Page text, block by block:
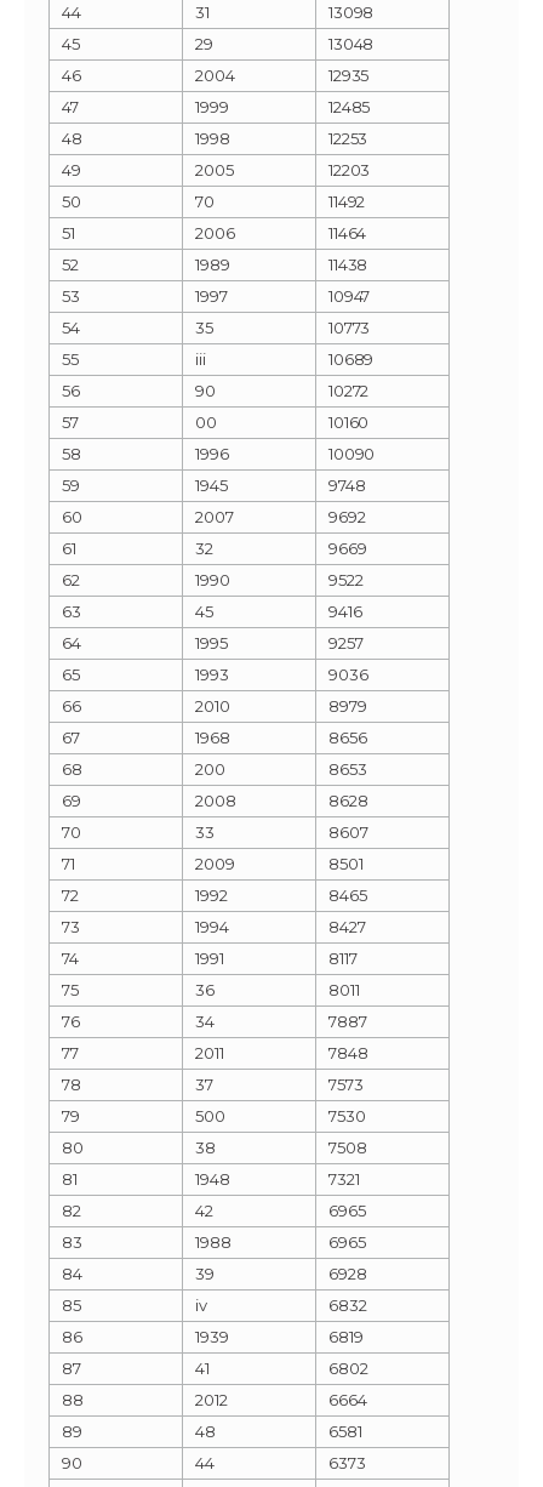
44
31
13098
45
29
13048
46
2004
12935
47
1999
12485
48
1998
12253
49
2005
12203
50
70
11492
51
2006
11464
52
1989
11438
53
1997
10947
54
35
10773
55
iii
10689
56
90
10272
57
00
10160
58
1996
10090
59
1945
9748
60
2007
9692
61
32
9669
62
1990
9522
63
45
9416
64
1995
9257
65
1993
9036
66
2010
8979
67
1968
8656
68
200
8653
69
2008
8628
70
33
8607
71
2009
8501
72
1992
8465
73
1994
8427
74
1991
8117
75
36
8011
76
34
7887
77
2011
7848
78
37
7573
79
500
7530
80
38
7508
81
1948
7321
82
42
6965
83
1988
6965
84
39
6928
85
iv
6832
86
1939
6819
87
41
6802
88
2012
6664
89
48
6581
90
44
6373